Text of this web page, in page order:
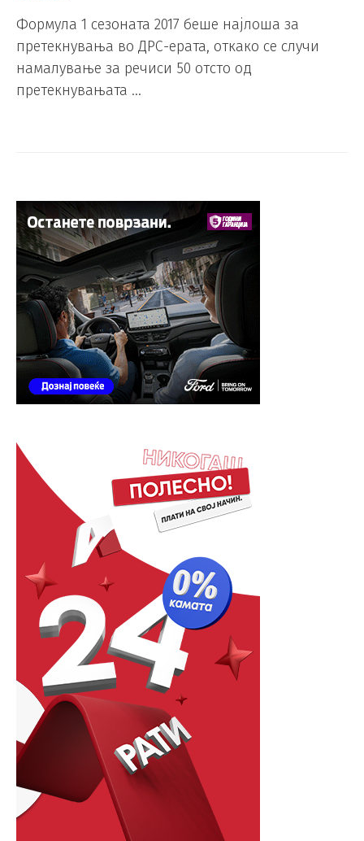
Формула 1 сезоната 2017 беше најлоша за
претекнувања во ДРС-ерата, откако се случи
намалување за речиси 50 отсто од
претекнувањата …